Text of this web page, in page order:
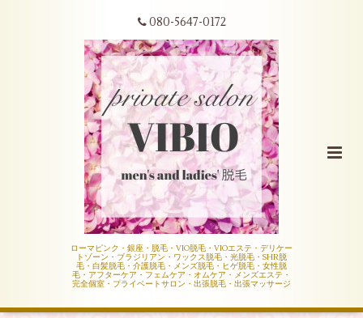
080-5647-0172
ローマピンク・銀座・脱毛・VIO脱毛・VIOエステ・デリケー
トゾーン・ブラジリアン・ワックス脱毛・光脱毛・SHR脱
毛・白髪脱毛・介護脱毛・メンズ脱毛・ヒゲ脱毛・女性脱
毛・アフターケア・フェムケア・オムケア・メンズエステ・
完全個室・プライベートサロン・出張脱毛・出張マッサージ